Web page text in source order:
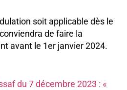
soit applicable dès le
de faire la
avant le 1er janvier 2024.
du 7 décembre 2023 : «